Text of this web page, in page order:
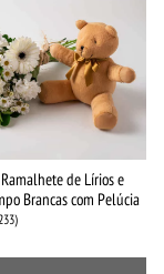
Ramalhete de Lírios e
Brancas com Pelúcia